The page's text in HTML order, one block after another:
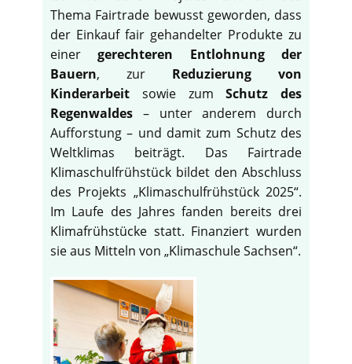
Thema Fairtrade bewusst geworden, dass
der Einkauf fair gehandelter Produkte zu
einergerechteren Entlohnung der
Bauern, zur Reduzierung von
Kinderarbeit sowie zumSchutz des
Regenwaldes – unter anderem durch
Aufforstung – und damit zum Schutz des
Weltklimas beiträgt. Das Fairtrade
Klimaschulfrühstück bildet den Abschluss
des Projekts „Klimaschulfrühstück 2025“.
Im Laufe des Jahres fanden bereits drei
Klimafrühstücke statt. Finanziert wurden
sie aus Mitteln von „Klimaschule Sachsen“.